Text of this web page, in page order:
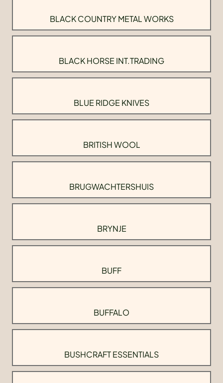
BLACK COUNTRY METAL WORKS
BLACK HORSE INT.TRADING
BLUE RIDGE KNIVES
BRITISH WOOL
BRUGWACHTERSHUIS
BRYNJE
BUFF
BUFFALO
BUSHCRAFT ESSENTIALS